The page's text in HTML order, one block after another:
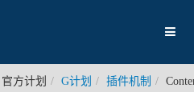
官方计划 G计划 插件机制